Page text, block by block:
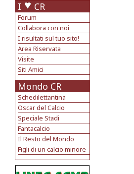
I CR
Forum
Collabora con noi
I risultati sul tuo sito!
Area Riservata
Visite
Siti Amici
Mondo CR
Schedilettantina
Oscar del Calcio
Speciale Stadi
Fantacalcio
Il Resto del Mondo
Figli di un calcio minore